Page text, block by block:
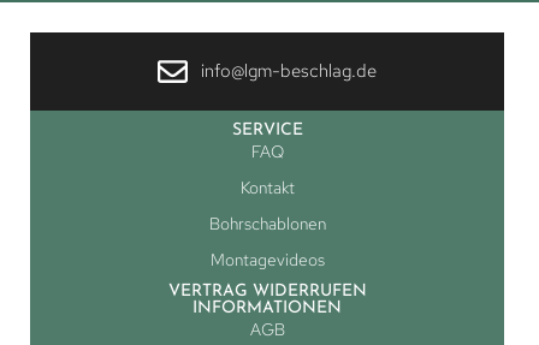
info@lgm-beschlag.de
SERVICE
FAQ
Kontakt
Bohrschablonen
Montagevideos
VERTRAG WIDERRUFEN
INFORMATIONEN
AGB